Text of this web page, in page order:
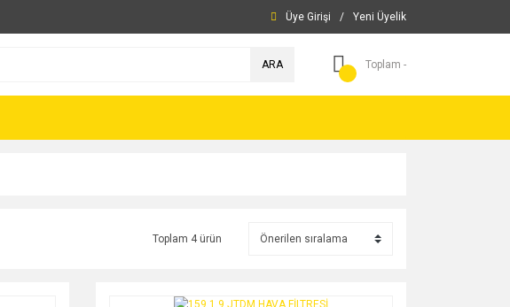
Üye Girişi / Yeni Üyelik
ARA Toplam -
Toplam 4 ürün